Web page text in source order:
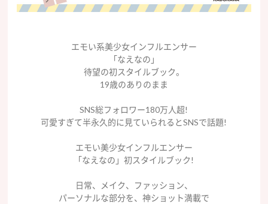
エモい系美少女インフルエンサー
「なえなの」
待望の初スタイルブック。
19歳のありのまま
SNS総フォロワー180万人超!
可愛すぎて半永久的に見ていられるとSNSで話題!
エモい美少女インフルエンサー
「なえなの」初スタイルブック!
日常、メイク、ファッション、
パーソナルな部分を、神ショット満載で